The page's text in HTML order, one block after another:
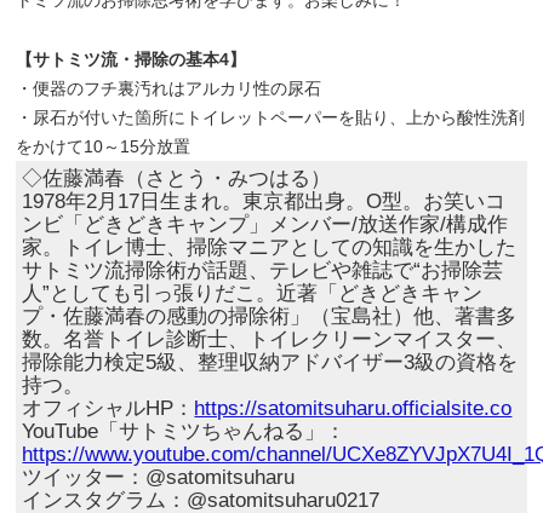
【サトミツ流・掃除の基本4】
・便器のフチ裏汚れはアルカリ性の尿石
・尿石が付いた箇所にトイレットペーパーを貼り、上から酸性洗剤
をかけて10～15分放置
◇佐藤満春（さとう・みつはる）
1978年2月17日生まれ。東京都出身。O型。お笑いコ
ンビ「どきどきキャンプ」メンバー/放送作家/構成作
家。トイレ博士、掃除マニアとしての知識を生かした
サトミツ流掃除術が話題、テレビや雑誌で“お掃除芸
人”としても引っ張りだこ。近著「どきどきキャン
プ・佐藤満春の感動の掃除術」（宝島社）他、著書多
数。名誉トイレ診断士、トイレクリーンマイスター、
掃除能力検定5級、整理収納アドバイザー3級の資格を
持つ。
オフィシャルHP： https://satomitsuharu.officialsite.co
YouTube「サトミツちゃんねる」：
https://www.youtube.com/channel/
ツイッター：@satomitsuharu
インスタグラム：@satomitsuharu0217